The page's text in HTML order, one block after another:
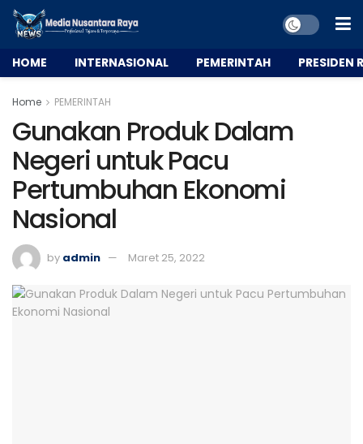
HOME INTERNASIONAL PEMERINTAH PRESIDEN
Home PEMERINTAH
Gunakan Produk Dalam
Negeri untuk Pacu
Pertumbuhan Ekonomi
Nasional
by admin Maret 25, 2022